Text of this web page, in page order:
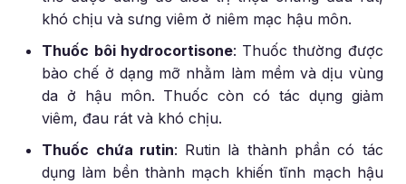
khó chịu và sưng viêm ở niêm mạc hậu môn.
Thuốc bôi hydrocortisone: Thuốc thường được
bào chế ở dạng mỡ nhằm làm mềm và dịu vùng
da ở hậu môn. Thuốc còn có tác dụng giảm
viêm, đau rát và khó chịu.
Thuốc chứa rutin: Rutin là thành phần có tác
dụng làm bền thành mạch khiến tĩnh mạch hậu